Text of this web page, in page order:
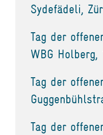
Sydefädeli,
Tag der
WBG Holberg,
Tag der
Tag der